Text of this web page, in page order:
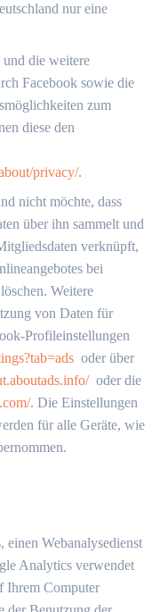
nur eine
die weitere
Facebook sowie die
zum
diese den
privacy/.
nicht möchte, dass
über ihn sammelt und
verknüpft,
bei
Weitere
von Daten für
Profileinstellungen
oder über
oder die
. Die Einstellungen
für alle Geräte, wie
Webanalysedienst
Analytics verwendet
Ihrem Computer